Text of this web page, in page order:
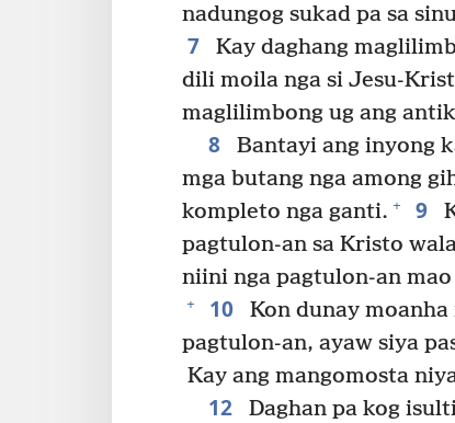
nadungog sukad pa sa
7 Kay daghang
dili moila nga si Jesu-
maglilimbong ug ang
8
Bantayi ang inyong
mga butang nga among
kompleto nga ganti. + 9
pagtulon-an sa Kristo
niini nga pagtulon-an
+ 10
Kon dunay
pagtulon-an, ayaw siya
Kay ang mangomosta
12
Daghan pa kog